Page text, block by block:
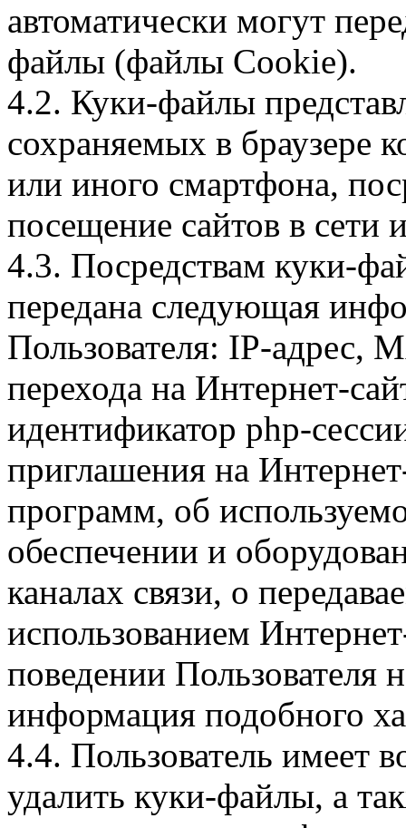
автоматически могут
файлы (файлы Cookie).
4.2. Куки-файлы
сохраняемых в браузере
или иного смартфона,
посещение сайтов в сети
4.3. Посредствам куки-
передана следующая
Пользователя: IP-адрес,
перехода на Интернет-
идентификатор php-
приглашения на
программ, об
обеспечении и
каналах связи, о
использованием
поведении Пользователя
информация подобного
4.4. Пользователь имеет
удалить куки-файлы, а